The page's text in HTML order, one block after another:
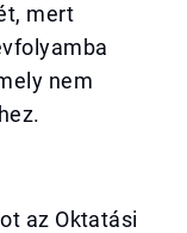
mert
nem
az Oktatási